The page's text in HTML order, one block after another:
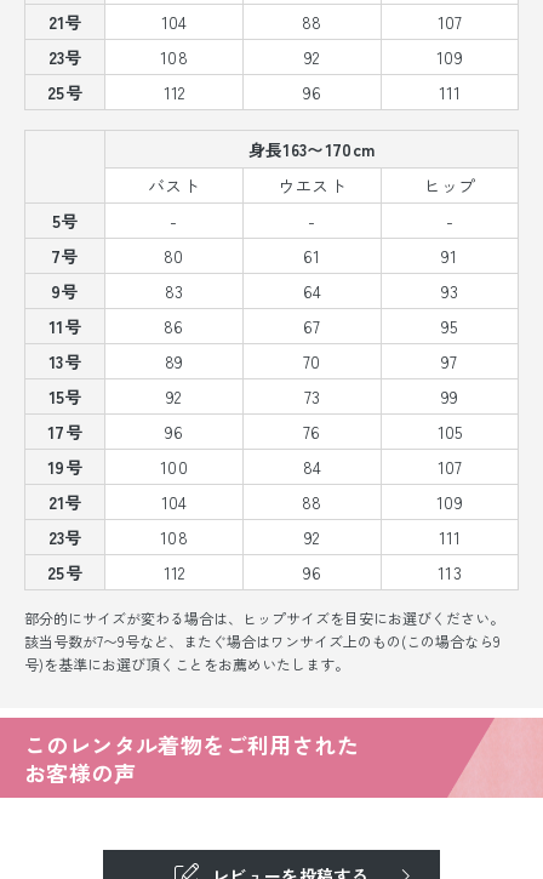
21号
104 88
107
23号
108 92
109
25号
112 96 111
身長163〜170cm
バスト
ウエスト
ヒップ
5号
- -
-
7号
80 61
91
9号
83 64
93
11号
86 67
95
13号
89 70
97
15号
92 73
99
17号
96 76
105
19号
100 84
107
21号
104 88
109
23号
108 92
111
25号
112 96 113
部分的にサイズが変わる場合は、ヒップサイズを目安にお選びください。
該当号数が7〜9号など、またぐ場合はワンサイズ上のもの(この場合なら9
号)を基準にお選び頂くことをお薦めいたします。
このレンタル着物をご利用された
お客様の声